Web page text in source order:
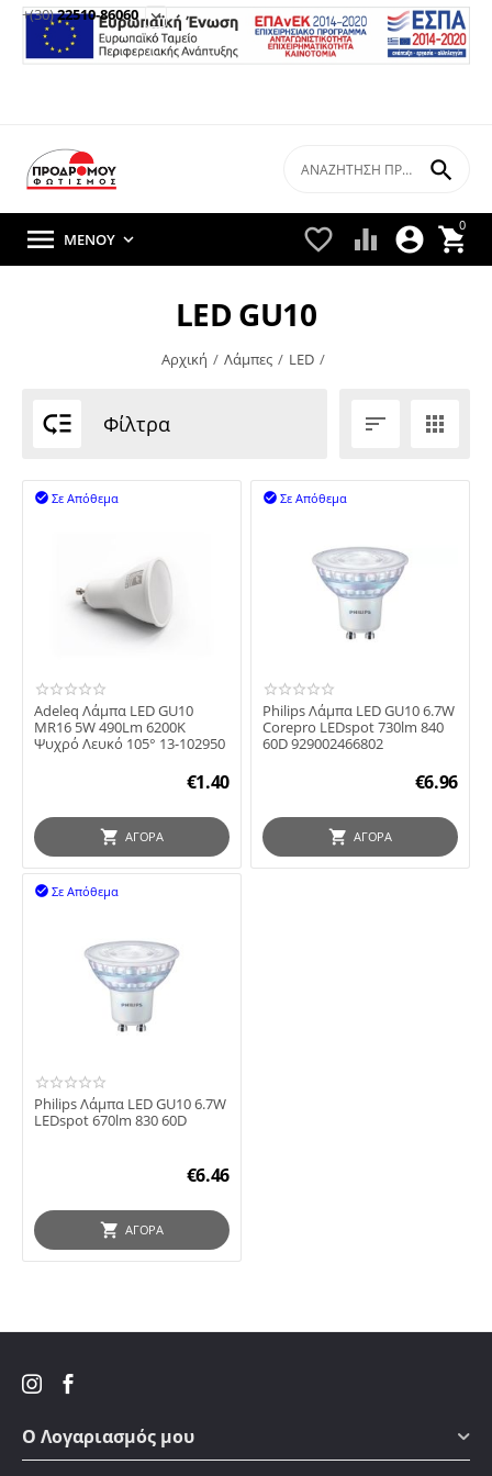
+(30)22510-86060 
0


 

 ΜΕΝΟΎ 
LED GU10
Αρχική / Λάμπες / LED /
 Φίλτρα  
Σε Απόθεμα

Adeleq Λάμπα LED GU10
MR16 5W 490Lm 6200K
Ψυχρό Λευκό 105° 13-102950
€1.40
ΑΓΟΡΆ
Σε Απόθεμα

Philips Λάμπα LED GU10 6.7W
Corepro LEDspot 730lm 840
60D 929002466802
€6.96
ΑΓΟΡΆ
Σε Απόθεμα

Philips Λάμπα LED GU10 6.7W
LEDspot 670lm 830 60D
€6.46
ΑΓΟΡΆ
Ο Λογαριασμός μου